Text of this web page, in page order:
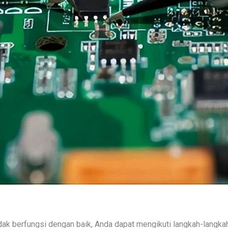
berfungsi dengan baik, Anda dapat mengikuti langkah-